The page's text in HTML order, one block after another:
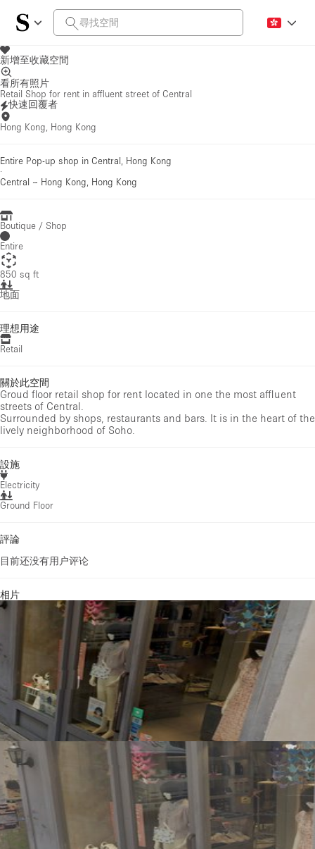
新增至收藏空間
看所有照片
Retail Shop for rent in affluent street of Central
快速回覆者
Hong Kong, Hong Kong
Entire Pop-up shop in Central, Hong Kong
·
Central – Hong Kong, Hong Kong
Boutique / Shop
Entire
850 sq ft
地面
理想用途
Retail
關於此空間
Groud floor retail shop for rent located in one the most affluent
streets of Central.
Surrounded by shops, restaurants and bars. It is in the heart of the
lively neighborhood of Soho.
設施
Electricity
Ground Floor
評論
目前还没有用户评论
相片